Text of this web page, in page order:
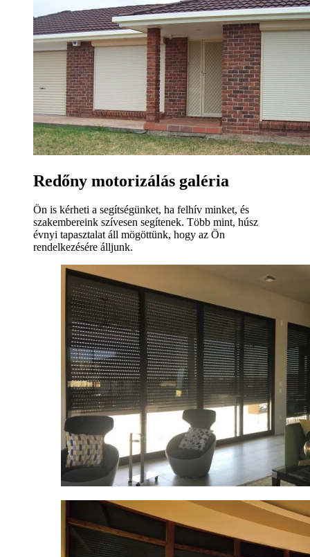
Redőny motorizálás galéria
Ön is kérheti a segítségünket, ha felhív minket, és
szakembereink szívesen segítenek. Több mint, húsz
évnyi tapasztalat áll mögöttünk, hogy az Ön
rendelkezésére álljunk.